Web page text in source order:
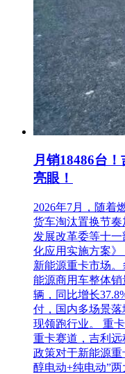
月销18486台
亮眼！
2026年7月，随着
货车淘汰置换节
发展改革委等十
化应用实施方案
新能源重卡市场
能源商用车整体销
辆，同比增长
付，国内多场景
现领跑行业。 重
重卡赛道，吉利远
政策对于新能源重
醇电动+纯电动”